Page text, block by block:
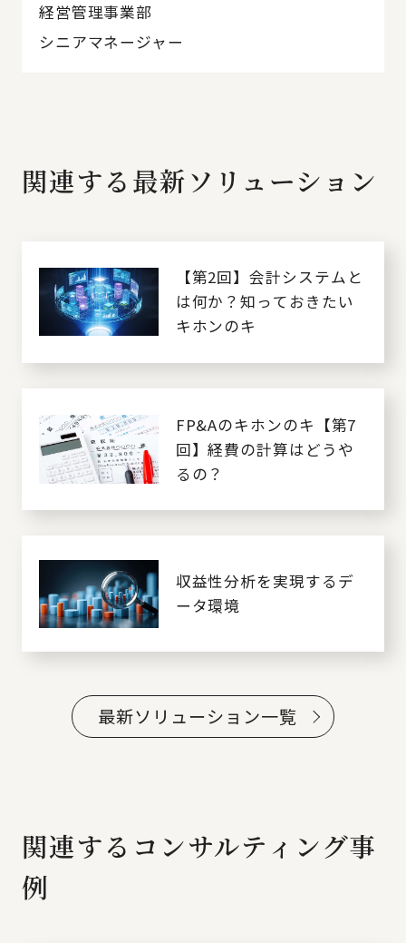
経営管理事業部
シニアマネージャー
関連する最新ソリューション
【第2回】会計システムと
は何か？知っておきたい
キホンのキ
FP&Aのキホンのキ【第7
回】経費の計算はどうや
るの？
収益性分析を実現するデ
ータ環境
最新ソリューション一覧
関連するコンサルティング事
例